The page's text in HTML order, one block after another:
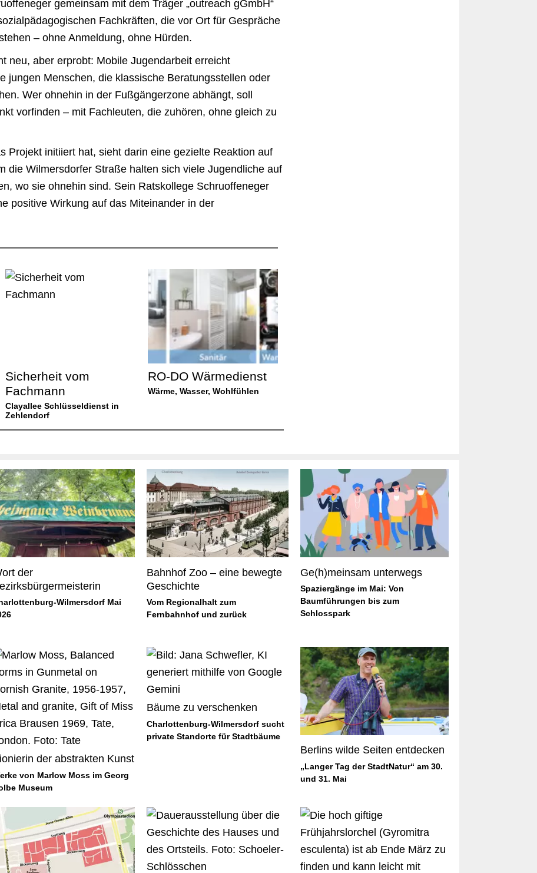
gemeinsam mit dem Träger „outreach gGmbH“
Fachkräften, die vor Ort für Gespräche
– ohne Anmeldung, ohne Hürden.
neu, aber erprobt: Mobile Jugendarbeit erreicht
jungen Menschen, die klassische Beratungsstellen oder
Wer ohnehin in der Fußgängerzone abhängt, soll
vorfinden – mit Fachleuten, die zuhören, ohne gleich zu
Projekt initiiert hat, sieht darin eine gezielte Reaktion auf
die Wilmersdorfer Straße halten sich viele Jugendliche auf
wo sie ohnehin sind. Sein Ratskollege Schruoffeneger
positive Wirkung auf das Miteinander in der
Sicherheit vom
Fachmann
Clayallee Schlüsseldienst in
Zehlendorf
RO-DO Wärmedienst
Wärme, Wasser, Wohlfühlen
der
Wilmersdorf Mai
Bahnhof Zoo – eine bewegte
Geschichte
Vom Regionalhalt zum
Fernbahnhof und zurück
Ge(h)meinsam unterwegs
Spaziergänge im Mai: Von
Baumführungen bis zum
Schlosspark
der abstrakten Kunst
von Marlow Moss im Georg
Museum
Bäume zu verschenken
Charlottenburg-Wilmersdorf sucht
private Standorte für Stadtbäume
Berlins wilde Seiten entdecken
„Langer Tag der StadtNatur“ am 30.
und 31. Mai